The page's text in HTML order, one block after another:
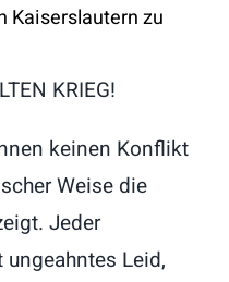
Kaiserslautern zu
KRIEG!
keinen Konflikt
Weise die
Jeder
Leid,